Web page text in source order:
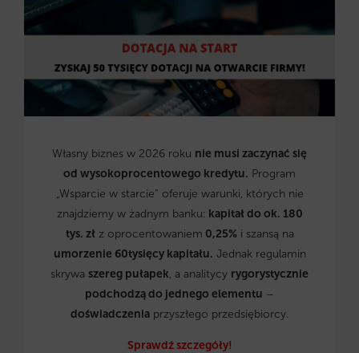
Własny biznes w 2026 roku nie musi zaczynać się
od wysokoprocentowego kredytu. Program
„Wsparcie w starcie” oferuje warunki, których nie
znajdziemy w żadnym banku: kapitał do ok. 180
tys. zł z oprocentowaniem 0,25%i szansą na
umorzenie 60tysięcy kapitału. Jednak regulamin
skrywa szereg pułapek, a analitycy rygorystycznie
podchodzą do jednego elementu –
doświadczenia przyszłego przedsiębiorcy.
Sprawdź szczegóły!